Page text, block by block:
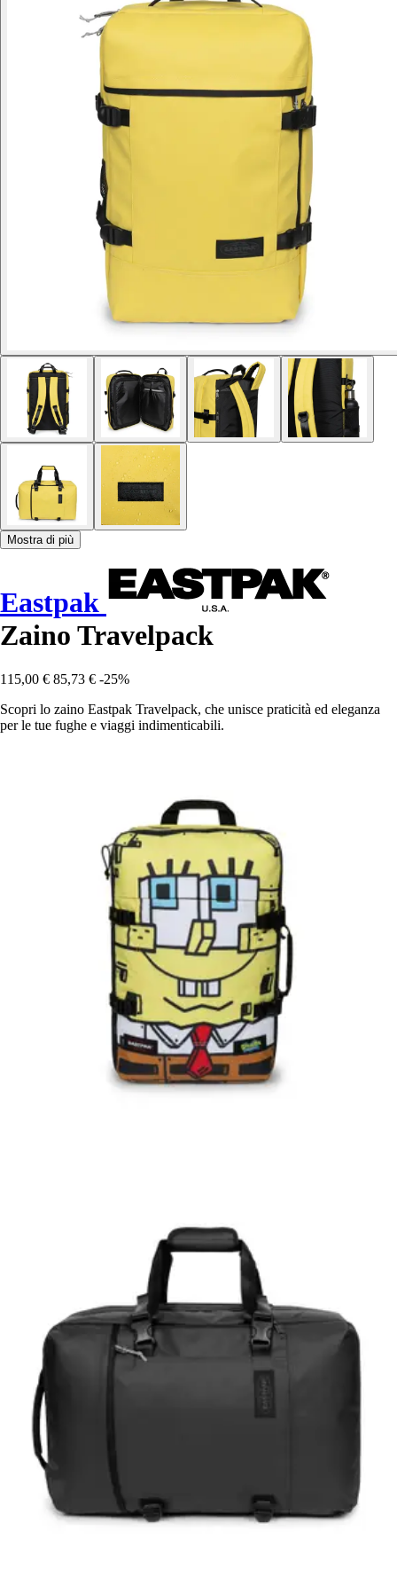
Mostra di più
Eastpak
Zaino Travelpack
115,00 € 85,73 € -25%
Scopri lo zaino Eastpak Travelpack, che unisce praticità ed eleganza
per le tue fughe e viaggi indimenticabili.